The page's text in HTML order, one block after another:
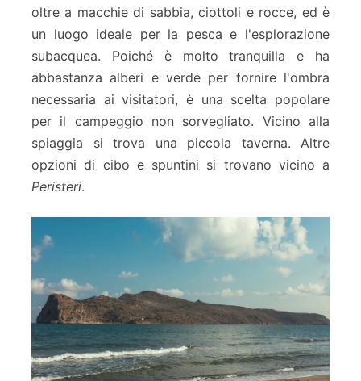
oltre a macchie di sabbia, ciottoli e rocce, ed è
un luogo ideale per la pesca e l'esplorazione
subacquea. Poiché è molto tranquilla e ha
abbastanza alberi e verde per fornire l'ombra
necessaria ai visitatori, è una scelta popolare
per il campeggio non sorvegliato. Vicino alla
spiaggia si trova una piccola taverna. Altre
opzioni di cibo e spuntini si trovano vicino a
Peristeri.